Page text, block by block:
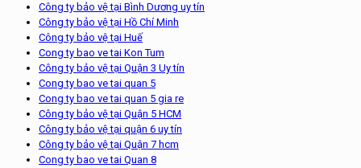
Công ty bảo vệ tại Bình Dương uy tín
Công ty bảo vệ tại Hồ Chí Minh
Công ty bảo vệ tại Huế
Cong ty bao ve tai Kon Tum
Công ty bảo vệ tại Quận 3 Uy tín
Cong ty bao ve tai quan 5
Cong ty bao ve tai quan 5 gia re
Công ty bảo vệ tại Quận 5 HCM
Công ty bảo vệ tại quận 6 uy tín
Công ty bảo vệ tại Quận 7 hcm
Cong ty bao ve tai Quan 8